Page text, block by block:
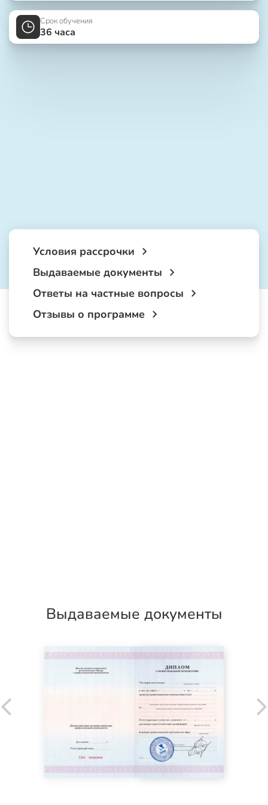
Срок обучения
36 часа
Условия рассрочки
Выдаваемые документы
Ответы на частные вопросы
Отзывы о программе
Выдаваемые документы